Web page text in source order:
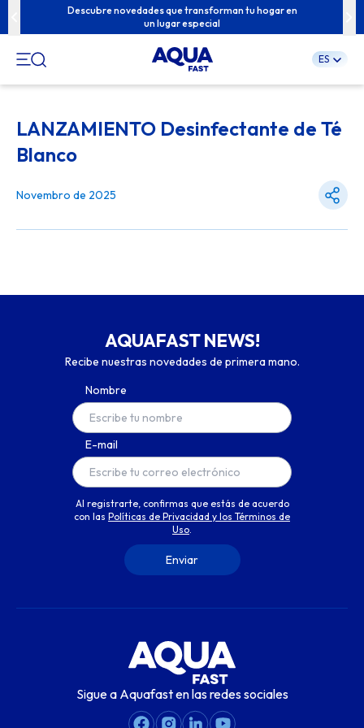
conteúdo
Descubre novedades que transforman tu hogar en
un lugar especial
ES
LANZAMIENTO Desinfectante de Té
Blanco
Novembro de 2025
AQUAFAST NEWS!
Recibe nuestras novedades de primera mano.
Nombre
E-mail
Al registrarte, confirmas que estás de acuerdo
con las Políticas de Privacidad y los Términos de
Uso.
Sigue a Aquafast en las redes sociales